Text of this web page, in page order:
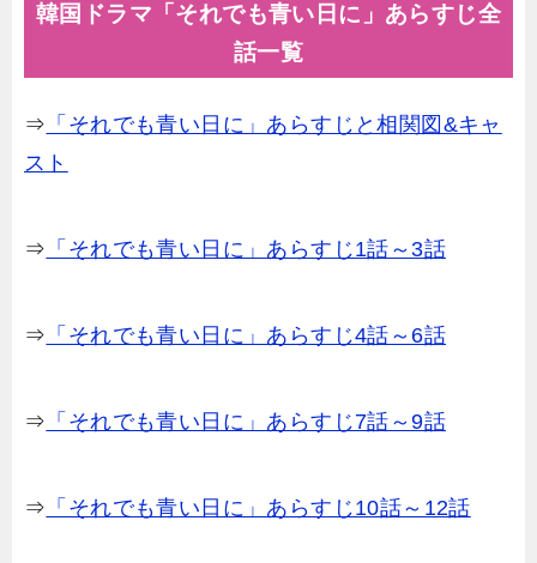
韓国ドラマ「それでも青い日に」あらすじ全
話一覧
⇒ 「それでも青い日に」あらすじと相関図&キャ
スト
⇒ 「それでも青い日に」あらすじ1話～3話
⇒ 「それでも青い日に」あらすじ4話～6話
⇒ 「それでも青い日に」あらすじ7話～9話
⇒ 「それでも青い日に」あらすじ10話～12話